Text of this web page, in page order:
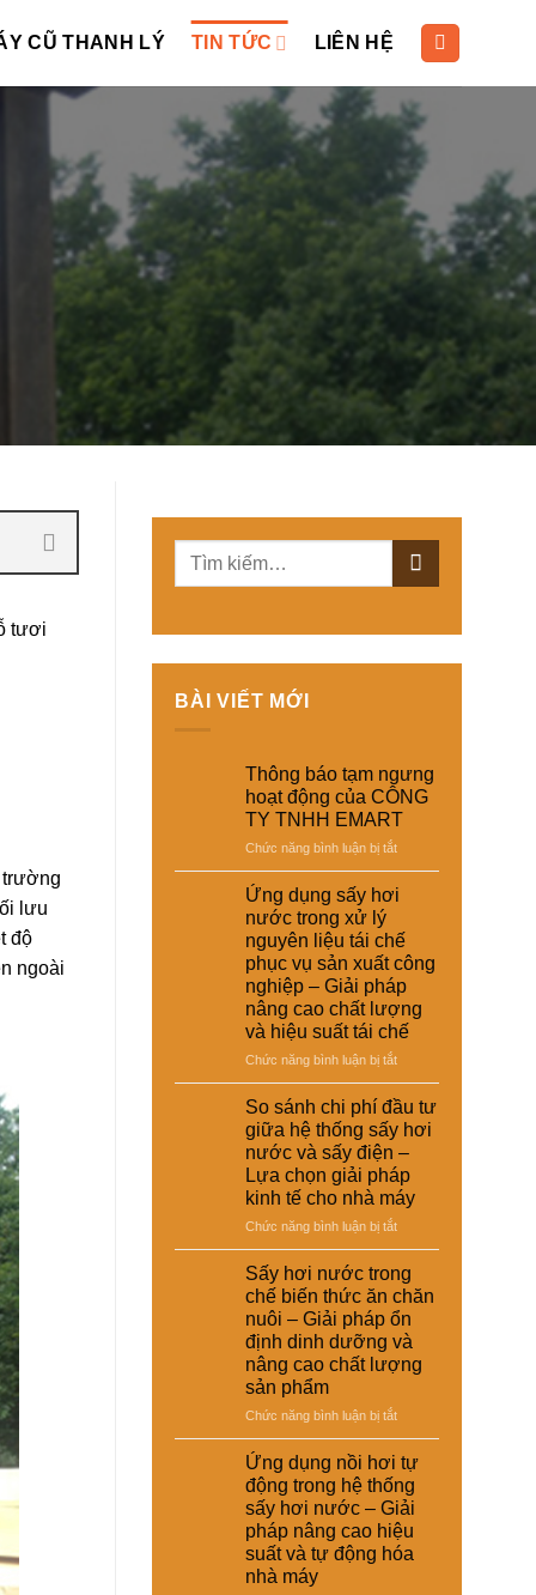
CŨ THANH LÝ TIN TỨC LIÊN HỆ
tươi
trường
lưu
độ
ngoài
BÀI VIẾT MỚI
Thông báo tạm ngưng
hoạt động của CÔNG
TY TNHH EMART
Chức năng bình luận bị tắtở
báo
hoạt
động
của
CÔNG
TY
Ứng dụng sấy hơi
nước trong xử lý
nguyên liệu tái chế
phục vụ sản xuất công
nghiệp – Giải pháp
nâng cao chất lượng
và hiệu suất tái chế
Chức năng bình luận bị tắtở
dụng
sấy
hơi
trong
xử
lý
tái
chế
phục
vụ
sản
Giải
pháp
nâng
cao
chất
So sánh chi phí đầu tư
giữa hệ thống sấy hơi
nước và sấy điện –
Lựa chọn giải pháp
kinh tế cho nhà máy
Chức năng bình luận bị tắtở
chi
phí
đầu
tư
giữa
nước
và
sấy
điện
–
Sấy hơi nước trong
chế biến thức ăn chăn
nuôi – Giải pháp ổn
định dinh dưỡng và
nâng cao chất lượng
sản phẩm
Chức năng bình luận bị tắtở
hơi
nước
trong
chế
biến
thức
Ứng dụng nồi hơi tự
động trong hệ thống
sấy hơi nước – Giải
pháp nâng cao hiệu
suất và tự động hóa
nhà máy